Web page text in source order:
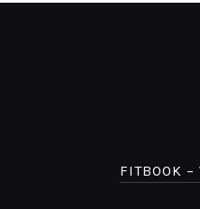
FITBOOK –